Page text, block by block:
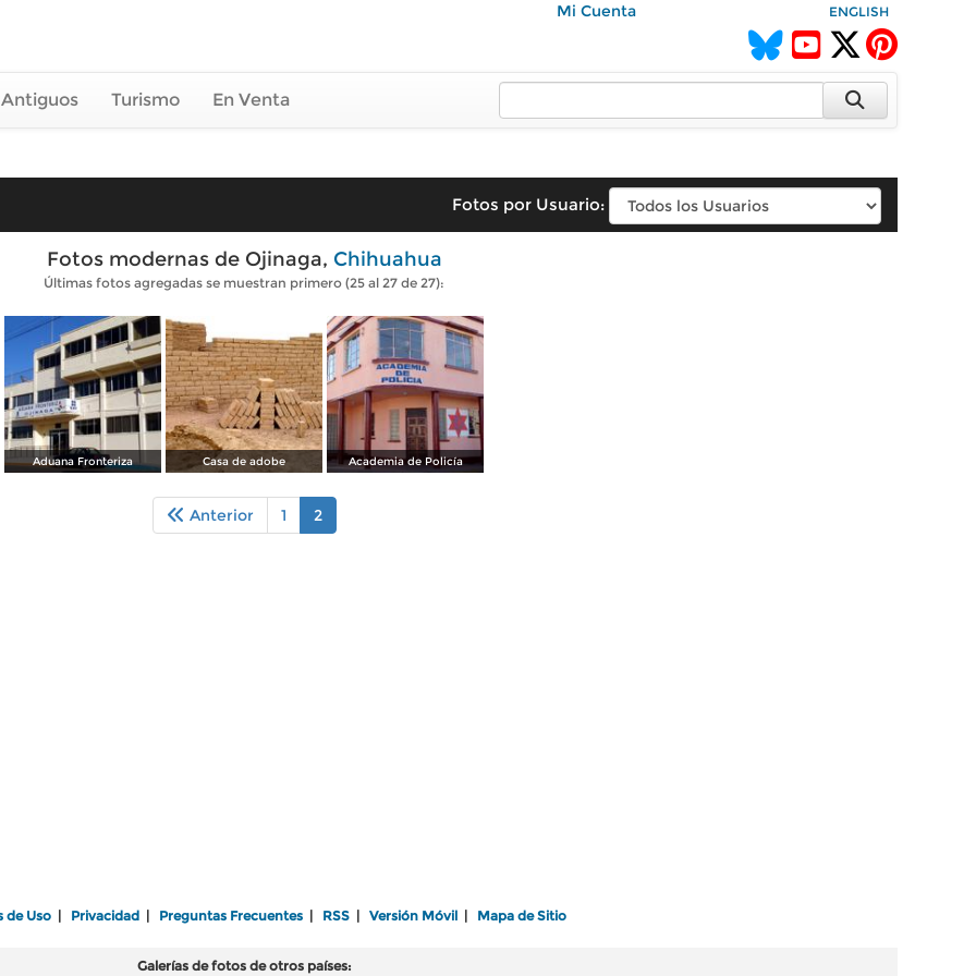
Mi Cuenta ENGLISH
Turismo En Venta
Fotos por Usuario:
Fotos modernas de Ojinaga, Chihuahua
Últimas fotos agregadas se muestran primero (25 al 27 de 27):
Aduana Fronteriza Casa de adobe Academia de Policía
Anterior 1 2
de Uso Privacidad Preguntas Frecuentes RSS Versión Móvil Mapa de Sitio
Galerías de fotos de otros países: